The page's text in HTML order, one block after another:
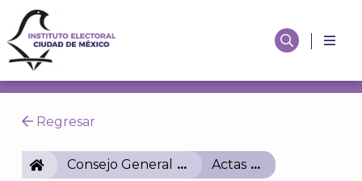
Regresar
IECMConsejo General Actas